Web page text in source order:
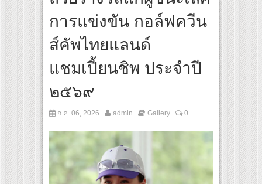
นทางจาการ์ตา-กรุงเทพฯ เสริม Air Connectivity ดึงนักท่องเที่ยวคุณภาพจากอินโดนีเ
Communication Night” สุดยิ่งใหญ่ ณ กรุงเทพฯ ขนทัพศิลปินชั้นนำ พร้อมกาล่าไน
การแข่งขัน กอล์ฟควีน
ส์คัพไทยแลนด์
แชมเปี้ยนชิพ ประจำปี
๒๕๖๙
ก.ค. 06, 2026 admin Gallery 0